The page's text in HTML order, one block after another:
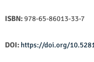
ISBN:978-65-86013-33-7
DOI: https://doi.org/